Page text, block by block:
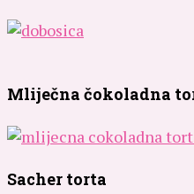
Mliječna čokoladna
Sacher torta